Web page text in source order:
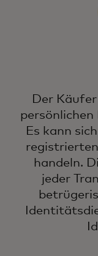
Der
Es kann
handeln.
jeder